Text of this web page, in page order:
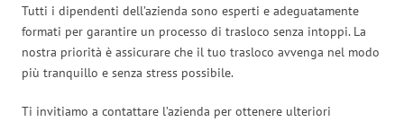
Tutti i dipendenti dell’azienda sono esperti e adeguatamente
formati per garantire un processo di trasloco senza intoppi. La
nostra priorità è assicurare che il tuo trasloco avvenga nel modo
più tranquillo e senza stress possibile.
Ti invitiamo a contattare l’azienda per ottenere ulteriori